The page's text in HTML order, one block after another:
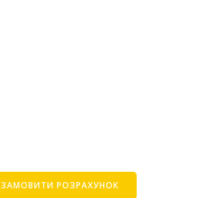
ЗАМОВИТИ РОЗРАХУНОК